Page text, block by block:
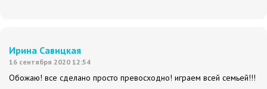
Ирина Савицкая
16 сентября 2020 12:54
Обожаю! все сделано просто превосходно! играем всей семьей!!!